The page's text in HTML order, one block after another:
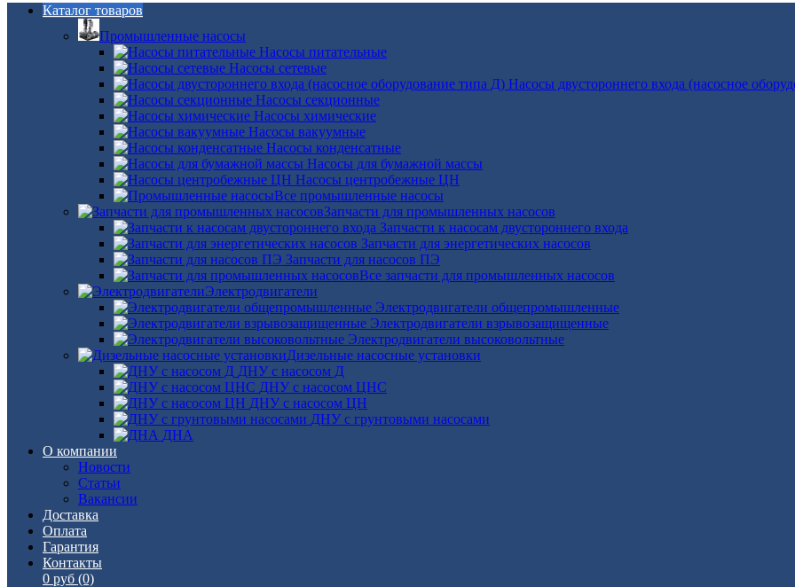
Каталог товаров
Промышленные насосы
Насосы питательные
Насосы сетевые
Насосы двустороннего входа (насосное
Насосы секционные
Насосы химические
Насосы вакуумные
Насосы конденсатные
Насосы для бумажной массы
Насосы центробежные ЦН
Все промышленные насосы
Запчасти для промышленных насосов
Запчасти к насосам двустороннего входа
Запчасти для энергетических насосов
Запчасти для насосов ПЭ
Все запчасти для промышленных насосов
Электродвигатели
Электродвигатели общепромышленные
Электродвигатели взрывозащищенные
Электродвигатели высоковольтные
Дизельные насосные установки
ДНУ с насосом Д
ДНУ с насосом ЦНС
ДНУ с насосом ЦН
ДНУ с грунтовыми насосами
ДНА
О компании
Новости
Статьи
Вакансии
Доставка
Оплата
Гарантия
Контакты
0 руб (0)